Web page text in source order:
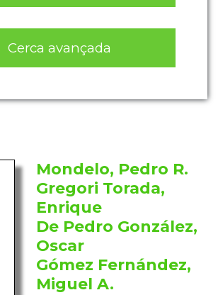
Cerca avançada
Mondelo, Pedro R.
Gregori Torada,
Enrique
De Pedro González,
Oscar
Gómez Fernández,
Miguel A.